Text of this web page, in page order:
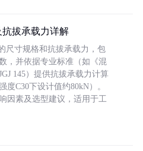
拔承载力详解
尺寸规格和抗拔承载力，包
，并依据专业标准（如《混
145）提供抗拔承载力计算
C30下设计值约80kN）。
因素及选型建议，适用于工